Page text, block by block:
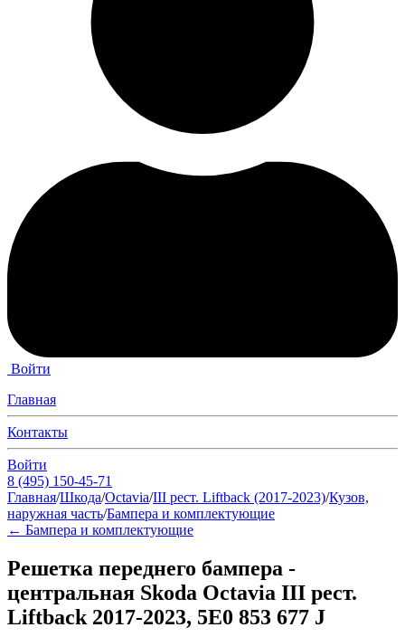
Войти
Главная
Контакты
Войти
8 (495) 150-45-71
Главная/Шкода/Octavia/III рест. Liftback (2017-2023)/Кузов,
наружная часть/Бампера и комплектующие
← Бампера и комплектующие
Решетка переднего бампера -
центральная Skoda Octavia III рест.
Liftback 2017-2023, 5E0 853 677 J